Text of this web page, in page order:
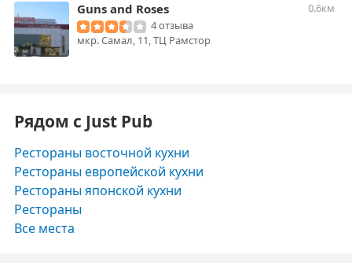
Guns and Roses
0.6км
4 отзыва
мкр. Самал, 11, ТЦ Рамстор
Рядом с Just Pub
Рестораны восточной кухни
Рестораны европейской кухни
Рестораны японской кухни
Рестораны
Все места